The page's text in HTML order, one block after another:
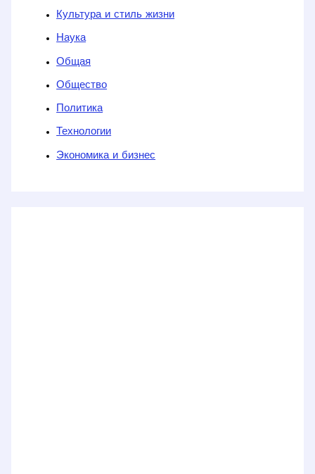
Культура и стиль жизни
Наука
Общая
Общество
Политика
Технологии
Экономика и бизнес